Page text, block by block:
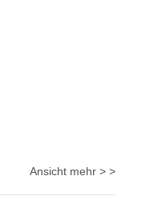
Ansicht mehr > >